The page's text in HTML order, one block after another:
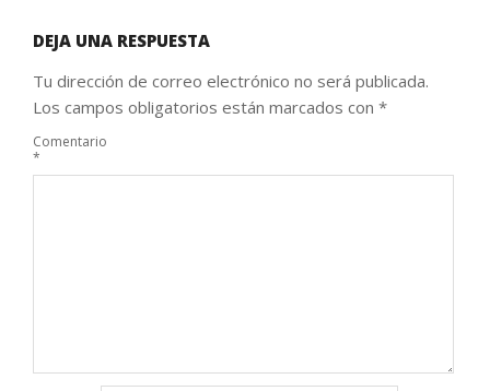
DEJA UNA RESPUESTA
Tu dirección de correo electrónico no será publicada.
Los campos obligatorios están marcados con *
Comentario
*